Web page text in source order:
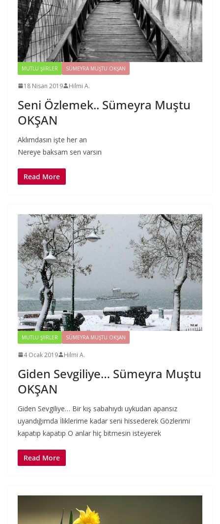
MUTLU ŞIIRLER SÜMEYRA MUŞTU OKŞAN
18 Nisan 2019 Hilmi A.
Seni Özlemek.. Sümeyra Muştu
OKŞAN
Aklımdasın işte her an
Nereye baksam sen varsın
Read More
MUTLU ŞIIRLER SÜMEYRA MUŞTU OKŞAN
4 Ocak 2019 Hilmi A.
Giden Sevgiliye… Sümeyra Muştu
OKŞAN
Giden Sevgiliye… Bir kış sabahıydı uykudan apansız
uyandığımda İliklerime kadar seni hissederek Gözlerimi
kapatıp kapatıp O anlar hiç bitmesin isteyerek
Read More